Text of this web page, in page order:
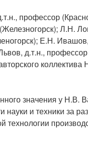
профессор
Л.Н.
Е.Н.
д.т.н.,
значения у Н.В.
и техники за